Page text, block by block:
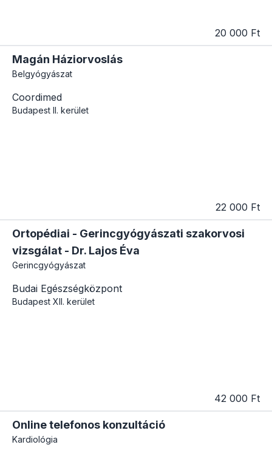
20 000 Ft
Magán Háziorvoslás
Belgyógyászat
Coordimed
Budapest II. kerület
22 000 Ft
Ortopédiai - Gerincgyógyászati szakorvosi
vizsgálat - Dr. Lajos Éva
Gerincgyógyászat
Budai Egészségközpont
Budapest XII. kerület
42 000 Ft
Online telefonos konzultáció
Kardiológia